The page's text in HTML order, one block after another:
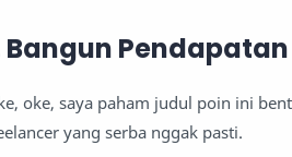
Bangun
oke, saya paham judul poin ini
yang serba nggak pasti.